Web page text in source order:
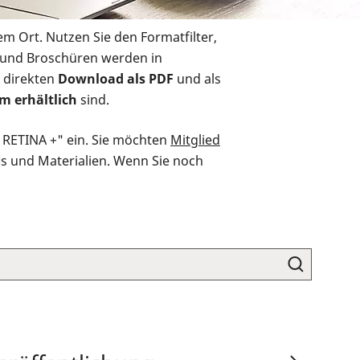
Ort. Nutzen Sie den Formatfilter,
Broschüren werden in
direkten Download als PDF und als
erhältlich sind.
+" ein. Sie möchten Mitglied
und Materialien. Wenn Sie noch